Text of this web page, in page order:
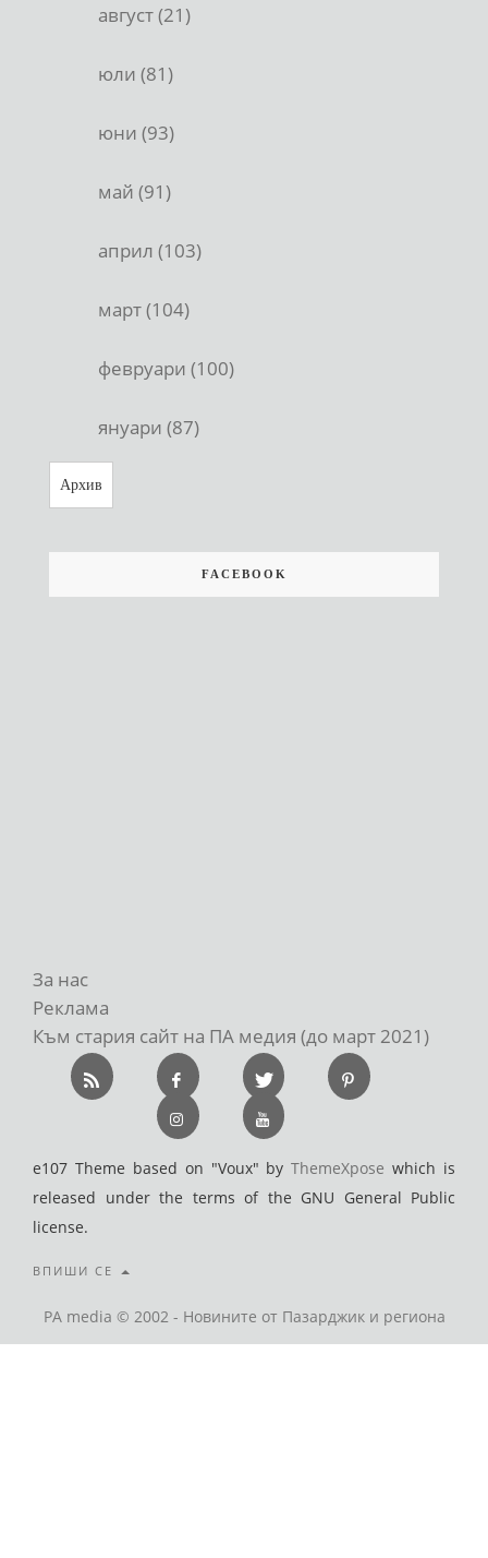
август (21)
юли (81)
юни (93)
май (91)
април (103)
март (104)
февруари (100)
януари (87)
Архив
FACEBOOK
За нас
Реклама
Към стария сайт на ПА медия (до март 2021)
e107 Theme based on "Voux" byThemeXpose which is
released under the terms of the GNU General Public
license.
ВПИШИ СЕ
PA media © 2002 - Новините от Пазарджик и региона